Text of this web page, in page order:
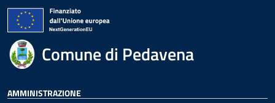
Comune di Pedavena
AMMINISTRAZIONE